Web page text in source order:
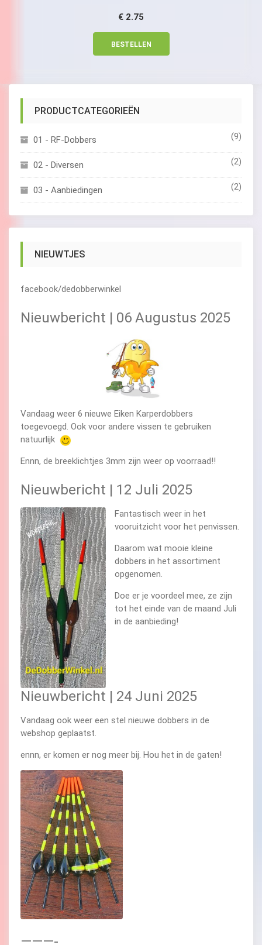
€ 2.75
BESTELLEN
PRODUCTCATEGORIEËN
01 - RF-Dobbers (9)
02 - Diversen (2)
03 - Aanbiedingen (2)
NIEUWTJES
facebook/dedobberwinkel
Nieuwbericht | 06 Augustus 2025
Vandaag weer 6 nieuwe Eiken Karperdobbers
toegevoegd. Ook voor andere vissen te gebruiken
natuurlijk
Ennn, de breeklichtjes 3mm zijn weer op voorraad!!
Nieuwbericht | 12 Juli 2025
Fantastisch weer in het
vooruitzicht voor het penvissen.
Daarom wat mooie kleine
dobbers in het assortiment
opgenomen.
Doe er je voordeel mee, ze zijn
tot het einde van de maand Juli
in de aanbieding!
Nieuwbericht | 24 Juni 2025
Vandaag ook weer een stel nieuwe dobbers in de
webshop geplaatst.
ennn, er komen er nog meer bij. Hou het in de gaten!
———-